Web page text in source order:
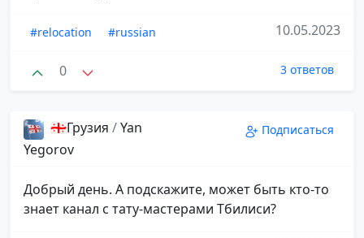
#relocation #russian 10.05.2023
0 3 ответов
🇬🇪Грузия /Yan
Yegorov
Подписаться
Добрый день. А подскажите, может быть кто-то
знает канал с тату-мастерами Тбилиси?